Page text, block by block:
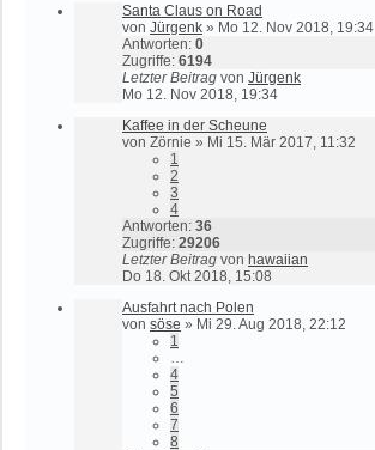
Santa Claus on Road
von Jürgenk » Mo 12. Nov 2018, 19:34
Antworten: 0
Zugriffe: 6194
Letzter Beitrag von Jürgenk
Mo 12. Nov 2018, 19:34
Kaffee in der Scheune
von Zörnie » Mi 15. Mär 2017, 11:32
1
2
3
4
Antworten: 36
Zugriffe: 29206
Letzter Beitrag von hawaiian
Do 18. Okt 2018, 15:08
Ausfahrt nach Polen
von söse » Mi 29. Aug 2018, 22:12
1
4
5
6
7
8